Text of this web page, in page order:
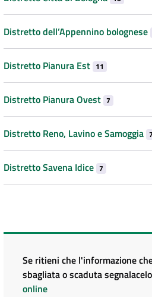
Distretto dell’Appennino bolognese
Distretto Pianura Est 11
Distretto Pianura Ovest 7
Distretto Reno, Lavino e Samoggia 7
Distretto Savena Idice 7
Se ritieni che l'informazione
sbagliata o scaduta segnalacelo
online